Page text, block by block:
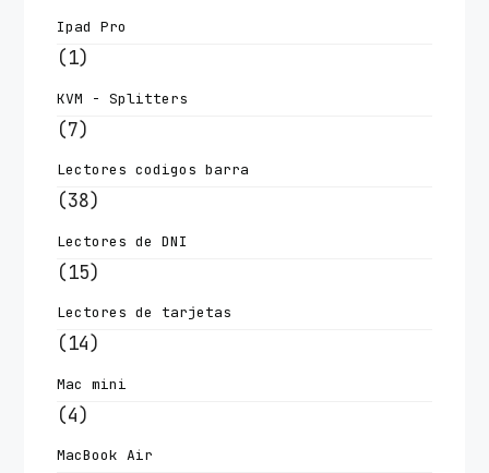
Ipad Pro
(1)
KVM - Splitters
(7)
Lectores codigos barra
(38)
Lectores de DNI
(15)
Lectores de tarjetas
(14)
Mac mini
(4)
MacBook Air